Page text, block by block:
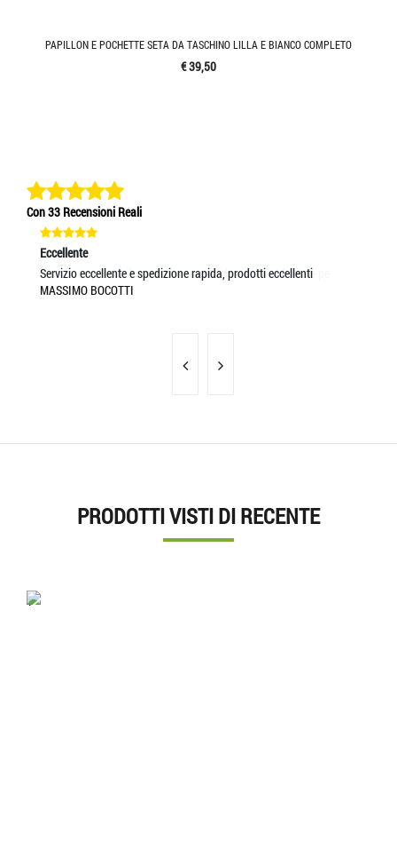
PAPILLON E POCHETTE SETA DA TASCHINO LILLA E BIANCO COMPLETO
€ 39,50
Con 33 Recensioni Reali
Eccellente
Servizio eccellente e spedizione rapida, prodotti eccellenti
MASSIMO BOCOTTI
PRODOTTI VISTI DI RECENTE
'.'